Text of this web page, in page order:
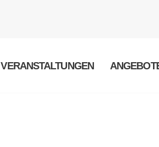
VERANSTALTUNGEN